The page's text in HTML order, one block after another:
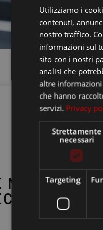
NOSTRE
Utilizziamo i
contenuti,
nostro traffico.
informazioni sul
sito con i nostri
analisi che
altre
che hanno
servizi. Privacy
Strettamente
necessari
Targeting